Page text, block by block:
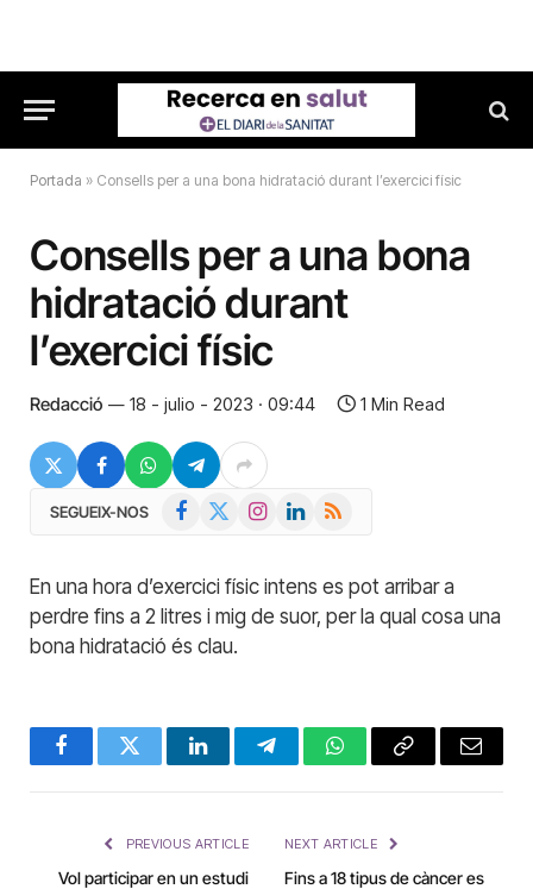
Portada » Consells per a una bona hidratació durant l’exercici físic
Consells per a una bona
hidratació durant
l’exercici físic
Redacció 18 - julio - 2023 · 09:44 1 Min Read
SEGUEIX-NOS Facebook InstagramLinkedIn
RSS
En una hora d’exercici físic intens es pot arribar a
perdre fins a 2 litres i mig de suor, per la qual cosa una
bona hidratació és clau.
FacebookTwitter LinkedInTelegramWhatsAppCopy
Email
PREVIOUS ARTICLE
Vol participar en un estudi
NEXT ARTICLE
Fins a 18 tipus de càncer es